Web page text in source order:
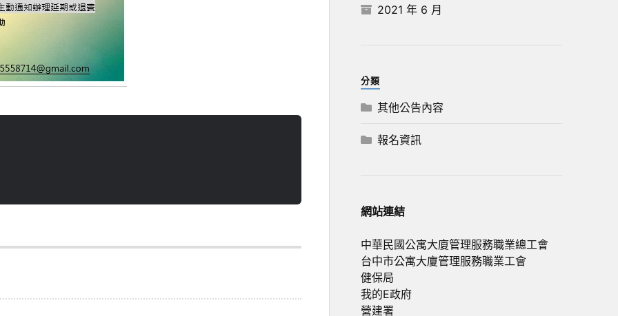
2021 年 6 月
分類
其他公告內容
報名資訊
網站連結
中華民國公寓大廈管理服務職業總工會
台中市公寓大廈管理服務職業工會
健保局
我的E政府
營建署